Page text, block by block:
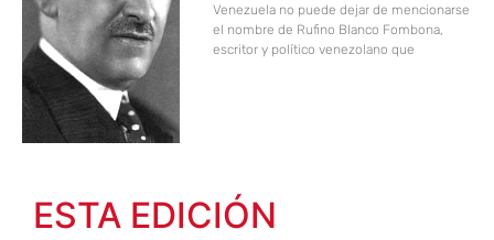
Venezuela no puede dejar de mencionarse
el nombre de Rufino Blanco Fombona,
escritor y político venezolano que
ESTA EDICIÓN